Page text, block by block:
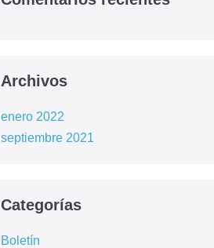
Archivos
enero 2022
septiembre 2021
Categorías
Boletín